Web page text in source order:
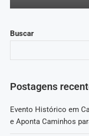
Buscar
Postagens
Evento Histórico em
e Aponta Caminhos